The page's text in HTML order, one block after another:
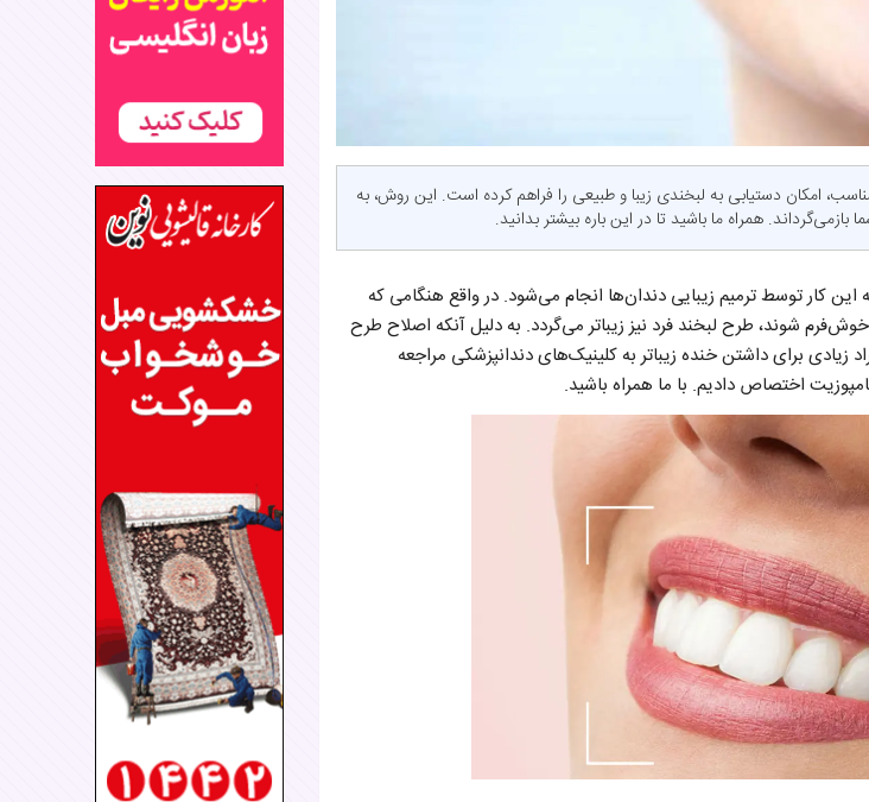
امکان دستیابی به لبخندی زیبا و طبیعی را فراهم کرده است. این روش، به
همراه ما باشید تا در این باره بیشتر بدانید.
کار توسط ترمیم زیبایی دندان‌ها انجام می‌شود. در واقع هنگامی که
شوند، طرح لبخند فرد نیز زیباتر می‌گردد. به دلیل آنکه اصلاح طرح
زیادی برای داشتن خنده زیباتر به کلینیک‌های دندانپزشکی مراجعه
اختصاص دادیم. با ما همراه باشید.